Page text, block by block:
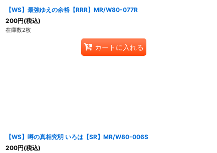
【WS】最強ゆえの余裕【RRR】MR/W80-077R
200円(税込)
在庫数2枚
カートに入れる
【WS】噂の真相究明 いろは【SR】MR/W80-006S
200円(税込)